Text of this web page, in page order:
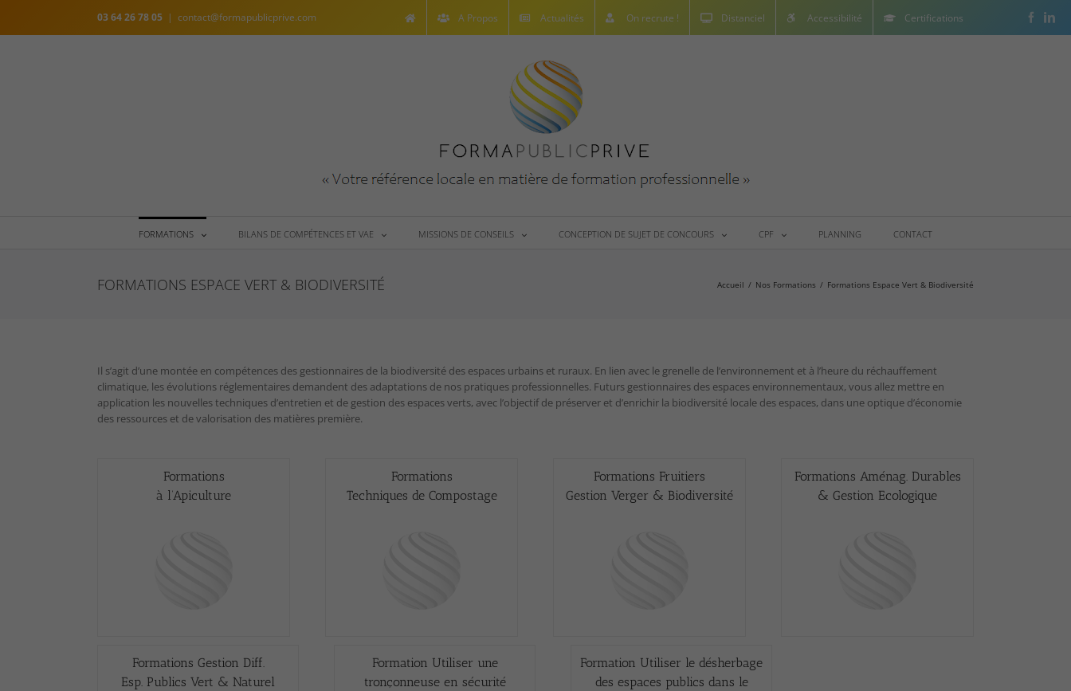
content
03 64 26 78 05 | contact@formapublicprive.com A Propos Actualités On recrute ! Distanciel Accessibilité Certifications
FORMATIONS BILANS DE COMPÉTENCES ET VAE MISSIONS DE CONSEILS CONCEPTION DE SUJET DE CONCOURS CPF PLANNING CONTACT
FORMATIONS ESPACE VERT & BIODIVERSITÉ Accueil / Nos Formations / Formations Espace Vert & Biodiversité
Il s’agit d’une montée en compétences des gestionnaires de la biodiversité des espaces urbains et ruraux. En lien avec le grenelle de l’environnement et à l’heure du réchauffement
climatique, les évolutions réglementaires demandent des adaptations de nos pratiques professionnelles. Futurs gestionnaires des espaces environnementaux, vous allez mettre en
application les nouvelles techniques d’entretien et de gestion des espaces verts, avec l’objectif de préserver et d’enrichir la biodiversité locale des espaces, dans une optique d’économie
des ressources et de valorisation des matières première.
Formations
à l’Apiculture
Formations
Techniques de Compostage
Formations Fruitiers
Gestion Verger & Biodiversité
Formations Aménag. Durables
& Gestion Ecologique
Formations Gestion Diff.
Esp. Publics Vert & Naturel
Formation Utiliser une
tronçonneuse en sécurité
Formation Utiliser le désherbage
des espaces publics dans le